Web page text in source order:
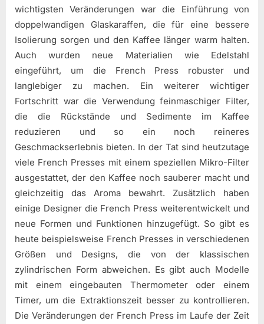
wichtigsten Veränderungen war die Einführung von
doppelwandigen Glaskaraffen, die für eine bessere
Isolierung sorgen und den Kaffee länger warm halten.
Auch wurden neue Materialien wie Edelstahl
eingeführt, um die French Press robuster und
langlebiger zu machen. Ein weiterer wichtiger
Fortschritt war die Verwendung feinmaschiger Filter,
die die Rückstände und Sedimente im Kaffee
reduzieren und so ein noch reineres
Geschmackserlebnis bieten. In der Tat sind heutzutage
viele French Presses mit einem speziellen Mikro-Filter
ausgestattet, der den Kaffee noch sauberer macht und
gleichzeitig das Aroma bewahrt. Zusätzlich haben
einige Designer die French Press weiterentwickelt und
neue Formen und Funktionen hinzugefügt. So gibt es
heute beispielsweise French Presses in verschiedenen
Größen und Designs, die von der klassischen
zylindrischen Form abweichen. Es gibt auch Modelle
mit einem eingebauten Thermometer oder einem
Timer, um die Extraktionszeit besser zu kontrollieren.
Die Veränderungen der French Press im Laufe der Zeit